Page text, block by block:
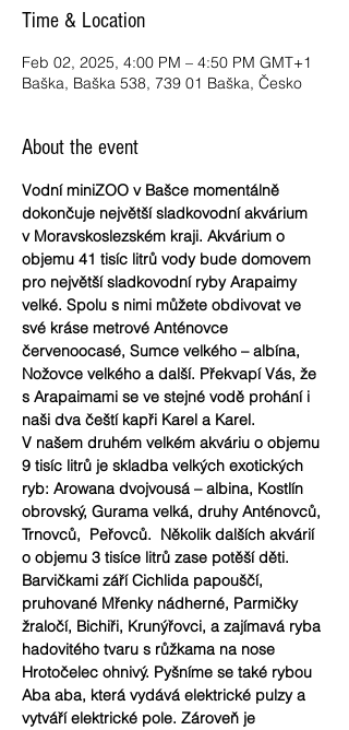
Time & Location
Feb 02, 2025, 4:00 PM – 4:50 PM GMT+1
Baška, Baška 538, 739 01 Baška, Česko
About the event
Vodní miniZOO v Bašce momentálně
dokončuje největší sladkovodní akvárium
v Moravskoslezském kraji. Akvárium o
objemu 41 tisíc litrů vody bude domovem
pro největší sladkovodní ryby Arapaimy
velké. Spolu s nimi můžete obdivovat ve
své kráse metrové Anténovce
červenoocasé, Sumce velkého – albína,
Nožovce velkého a další. Překvapí Vás, že
s Arapaimami se ve stejné vodě prohání i
naši dva čeští kapři Karel a Karel.
V našem druhém velkém akváriu o objemu
9 tisíc litrů je skladba velkých exotických
ryb: Arowana dvojvousá – albina, Kostlín
obrovský, Gurama velká, druhy Anténovců,
Trnovců,  Peřovců.  Několik dalších akvárií
o objemu 3 tisíce litrů zase potěší děti.
Barvičkami září Cichlida papouščí,
pruhované Mřenky nádherné, Parmičky
žraločí, Bichiři, Krunýřovci, a zajímavá ryba
hadovitého tvaru s růžkama na nose
Hrotočelec ohnivý. Pyšníme se také rybou
Aba aba, která vydává elektrické pulzy a
vytváří elektrické pole. Zároveň je